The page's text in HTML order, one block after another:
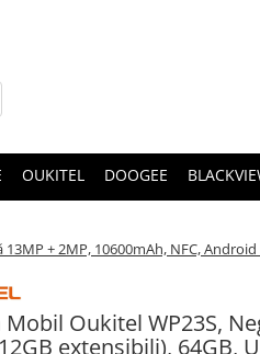
OUKITEL DOOGEE
+ 2MP, 10600mAh, NFC,
Oukitel WP23S,
extensibili), 64GB,